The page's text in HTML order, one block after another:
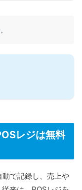
レジは無料
で記録し、売上や